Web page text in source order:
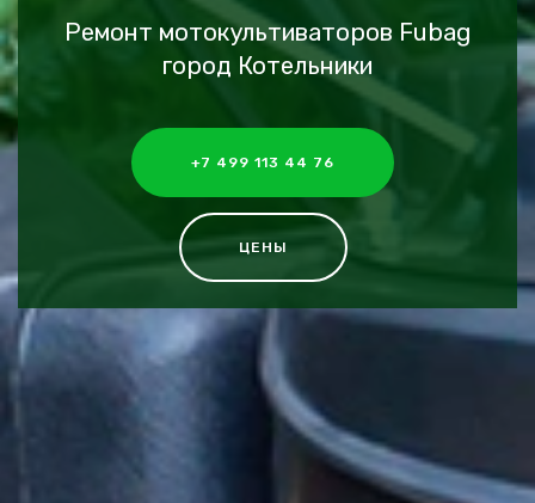
Ремонт мотокультиваторов Fubag
город Котельники
+7 499 113 44 76
ЦЕНЫ